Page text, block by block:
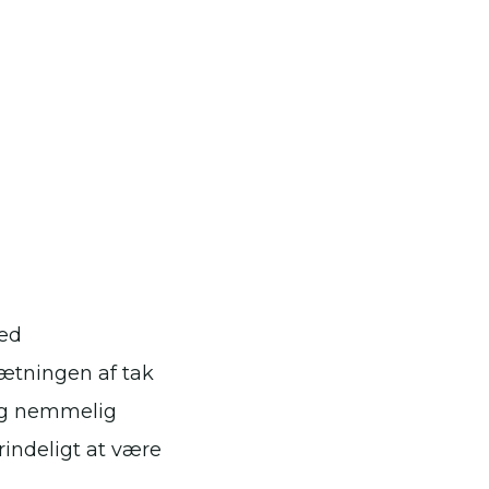
af tak
nemmelig
at være